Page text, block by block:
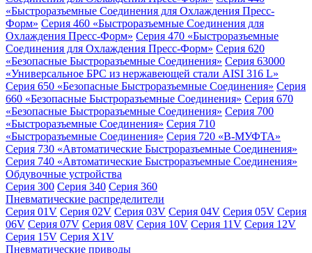
«Быстроразъемные Соединения для Охлаждения Пресс-
Форм» Серия 460 «Быстроразъемные Соединения для
Охлаждения Пресс-Форм» Серия 470 «Быстроразъемные
Соединения для Охлаждения Пресс-Форм» Серия 620
«Безопасные Быстроразъемные Соединения» Серия 63000
«Универсальное БРС из нержавеющей стали AISI 316 L»
Серия 650 «Безопасные Быстроразъемные Соединения» Серия
660 «Безопасные Быстроразъемные Соединения» Серия 670
«Безопасные Быстроразъемные Соединения» Серия 700
«Быстроразъемные Соединения» Серия 710
«Быстроразъемные Соединения» Серия 720 «B-МУФТА»
Серия 730 «Автоматические Быстроразъемные Соединения»
Серия 740 «Автоматические Быстроразъемные Соединения»
Обдувочные устройства
Серия 300 Серия 340 Серия 360
Пневматические распределители
Серия 01V Серия 02V Серия 03V Серия 04V Серия 05V Серия
06V Серия 07V Серия 08V Серия 10V Серия 11V Серия 12V
Серия 15V Серия X1V
Пневматические приводы